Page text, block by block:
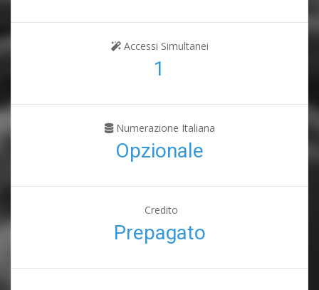
Accessi Simultanei
1
Numerazione Italiana
Opzionale
Credito
Prepagato